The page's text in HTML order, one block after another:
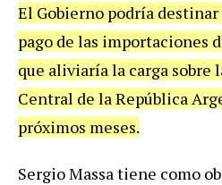
El Gobierno podría
pago de las importaciones
que aliviaría la carga sobre
Central de la República
próximos meses.
Sergio Massa tiene como